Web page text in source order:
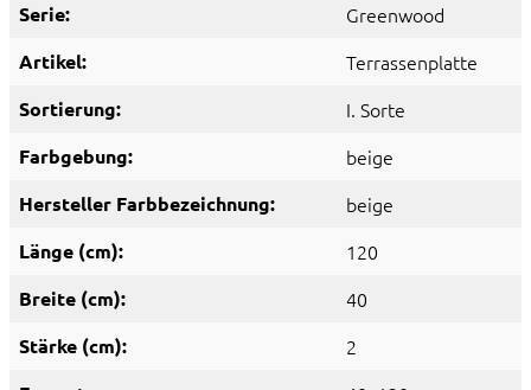
Serie: Greenwood
Artikel: Terrassenplatte
Sortierung: I. Sorte
Farbgebung: beige
Hersteller Farbbezeichnung: beige
Länge (cm): 120
Breite (cm): 40
Stärke (cm): 2